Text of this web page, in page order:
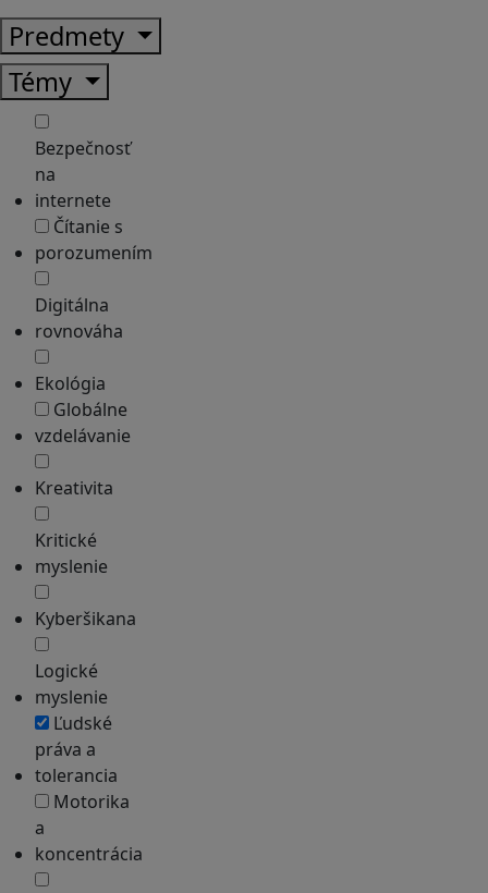
Predmety
Témy
Bezpečnosť
na
internete
Čítanie s
porozumením
Digitálna
rovnováha
Ekológia
Globálne
vzdelávanie
Kreativita
Kritické
myslenie
Kyberšikana
Logické
myslenie
Ľudské
práva a
tolerancia
Motorika
a
koncentrácia